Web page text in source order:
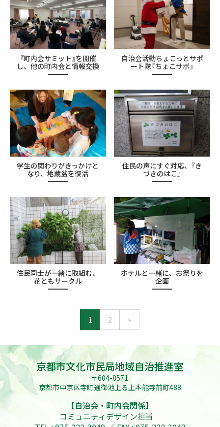
『町内会サミット』を開催
し、他の町内会と情報交換
自治会活動ちょこっとサポ
ート隊『ちょこサポ』
学生の関わりがきっかけと
なり、地蔵盆を復活
住民の声にすぐ対応、『き
づきのはこ』
住民同士が一緒に取組む、
花ともサークル
ホテルと一緒に、お祭りを
企画
1 2 »
京都市文化市民局地域自治推進室
〒604-8571
京都市中京区寺町通御池上る上本能寺前町488
【自治会・町内会関係】
コミュニティデザイン担当